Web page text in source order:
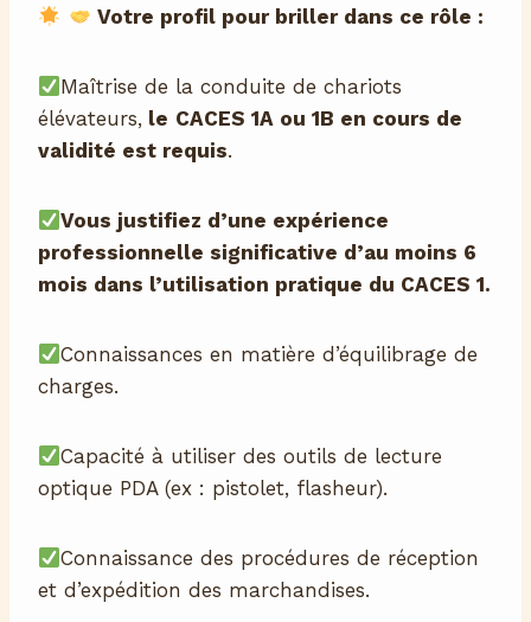
Votre profil pour briller dans ce rôle :
Maîtrise de la conduite de chariots
élévateurs, le CACES 1A ou 1B en cours de
validité est requis.
Vous justifiez d’une expérience
professionnelle significative d’au moins 6
mois dans l’utilisation pratique du CACES 1.
Connaissances en matière d’équilibrage de
charges.
Capacité à utiliser des outils de lecture
optique PDA (ex : pistolet, flasheur).
Connaissance des procédures de réception
et d’expédition des marchandises.